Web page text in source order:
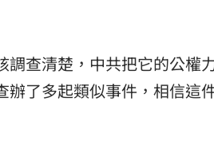
查清楚，中共把它的公權
了多起類似事件，相信這